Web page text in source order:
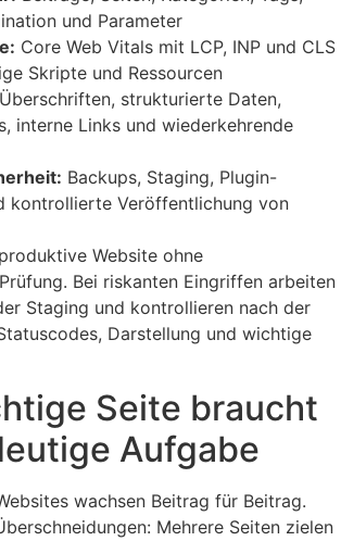
und Parameter
Core Web Vitals mit LCP, INP und CLS
Skripte und Ressourcen
Überschriften, strukturierte Daten,
interne Links und wiederkehrende
Backups, Staging, Plugin-
kontrollierte Veröffentlichung von
Website ohne
Bei riskanten Eingriffen arbeiten
Staging und kontrollieren nach der
Darstellung und wichtige
Seite braucht
Aufgabe
wachsen Beitrag für Beitrag.
Mehrere Seiten zielen